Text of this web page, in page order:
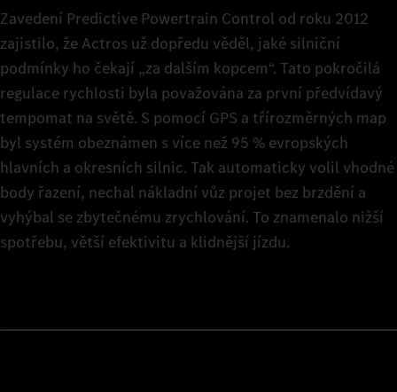
Zavedení Predictive Powertrain Control od roku 2012
zajistilo, že Actros už dopředu věděl, jaké silniční
podmínky ho čekají „za dalším kopcem“. Tato pokročilá
regulace rychlosti byla považována za první předvídavý
tempomat na světě. S pomocí GPS a třírozměrných map
byl systém obeznámen s více než 95 % evropských
hlavních a okresních silnic. Tak automaticky volil vhodné
body řazení, nechal nákladní vůz projet bez brzdění a
vyhýbal se zbytečnému zrychlování. To znamenalo nižší
spotřebu, větší efektivitu a klidnější jízdu.